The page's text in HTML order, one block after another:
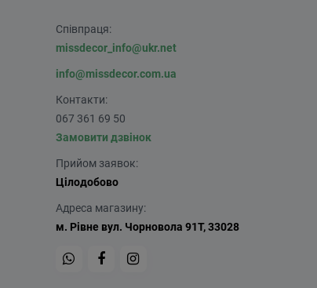
Співпраця:
missdecor_info@ukr.net
info@missdecor.com.ua
Контакти:
067 361 69 50
Замовити дзвінок
Прийом заявок:
Цілодобово
Адреса магазину:
м. Рівне вул. Чорновола 91Т, 33028